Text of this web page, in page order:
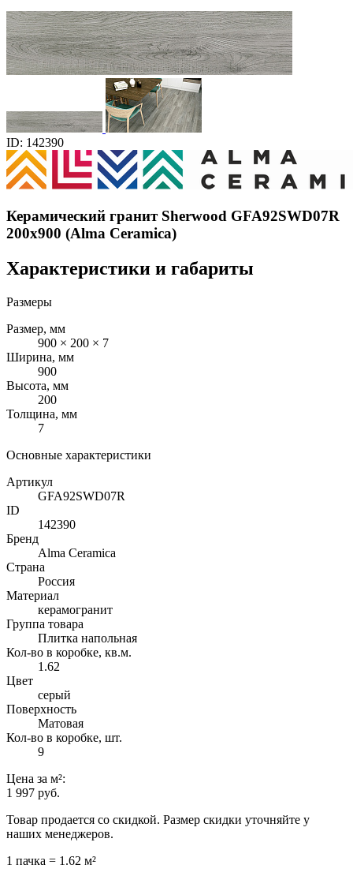
ID: 142390
Керамический гранит Sherwood GFA92SWD07R
200x900 (Alma Ceramica)
Характеристики и габариты
Размеры
Размер, мм
900 × 200 × 7
Ширина, мм
900
Высота, мм
200
Толщина, мм
7
Основные характеристики
Артикул
GFA92SWD07R
ID
142390
Бренд
Alma Ceramica
Страна
Россия
Материал
керамогранит
Группа товара
Плитка напольная
Кол-во в коробке, кв.м.
1.62
Цвет
серый
Поверхность
Матовая
Кол-во в коробке, шт.
9
Цена за м²:
1 997 руб.
Товар продается со скидкой. Размер скидки уточняйте у
наших менеджеров.
1 пачка = 1.62 м²